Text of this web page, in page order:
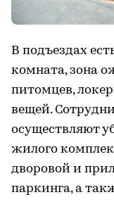
В подъездах
комната, зона
питомцев,
вещей.
осуществляют
жилого
дворовой и
паркинга, а